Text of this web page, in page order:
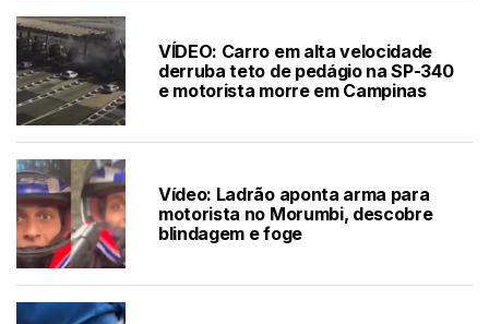
VÍDEO: Carro em alta velocidade
derruba teto de pedágio na SP-340
e motorista morre em Campinas
Vídeo: Ladrão aponta arma para
motorista no Morumbi, descobre
blindagem e foge